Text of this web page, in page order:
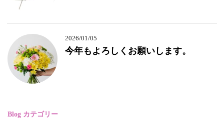
2026/01/05
今年もよろしくお願いします。
Blog カテゴリー